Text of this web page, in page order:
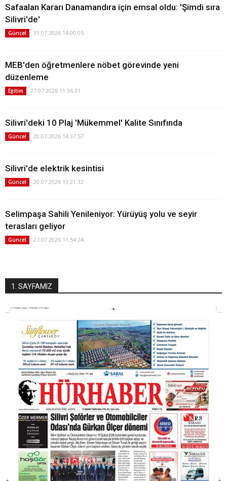
Safaalan Kararı Danamandıra için emsal oldu: 'Şimdi sıra
Silivri'de'
Güncel 31.07.2026 14:00:05
MEB'den öğretmenlere nöbet görevinde yeni
düzenleme
Eğitim 27.07.2026 11:36:31
Silivri'deki 10 Plaj 'Mükemmel' Kalite Sınıfında
Güncel 20.07.2026 14:37:57
Silivri'de elektrik kesintisi
Güncel 20.07.2026 13:21:32
Selimpaşa Sahili Yenileniyor: Yürüyüş yolu ve seyir
terasları geliyor
Güncel 27.07.2026 11:54:24
1. SAYFAMIZ